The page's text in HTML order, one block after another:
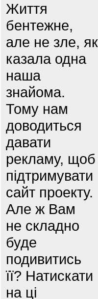
Життя
бентежне,
але не зле, як
казала одна
наша
знайома.
Тому нам
доводиться
давати
рекламу, щоб
підтримувати
сайт проекту.
Але ж Вам
не складно
буде
подивитись
її? Натискати
на ці